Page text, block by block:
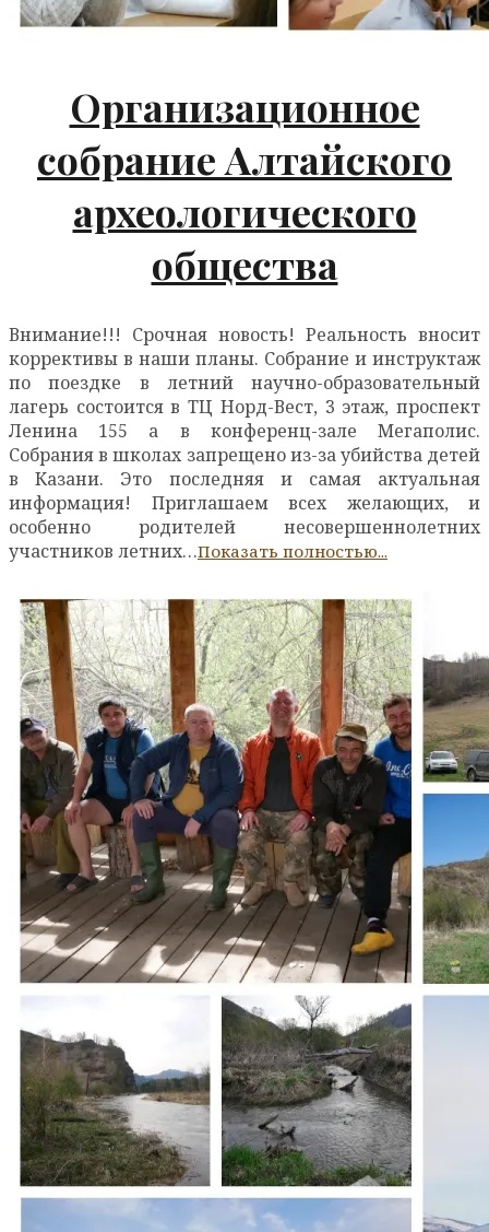
Организационное
собрание Алтайского
археологического
общества
Внимание!!! Срочная новость! Реальность вносит
коррективы в наши планы. Собрание и инструктаж
по поездке в летний научно-образовательный
лагерь состоится в ТЦ Норд-Вест, 3 этаж, проспект
Ленина 155 а в конференц-зале Мегаполис.
Собрания в школах запрещено из-за убийства детей
в Казани. Это последняя и самая актуальная
информация! Приглашаем всех желающих, и
особенно родителей несовершеннолетних
участников летних…